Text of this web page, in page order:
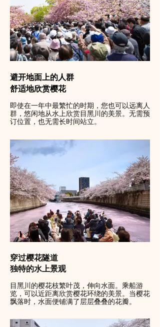
避开地面上的人群
舒适地欣赏樱花
即使在一年中最繁忙的时期，您也可以远离人
群，悠闲地从水上欣赏目黑川的美景。无需预
订位置，也无需长时间站立。
穿过樱花隧道
独特的水上景观
目黑川的樱花枝繁叶茂，伸向水面。乘船游
览，可以近距离欣赏樱花环绕的美景。当樱花
飘落时，水面便铺满了层层叠叠的花瓣。